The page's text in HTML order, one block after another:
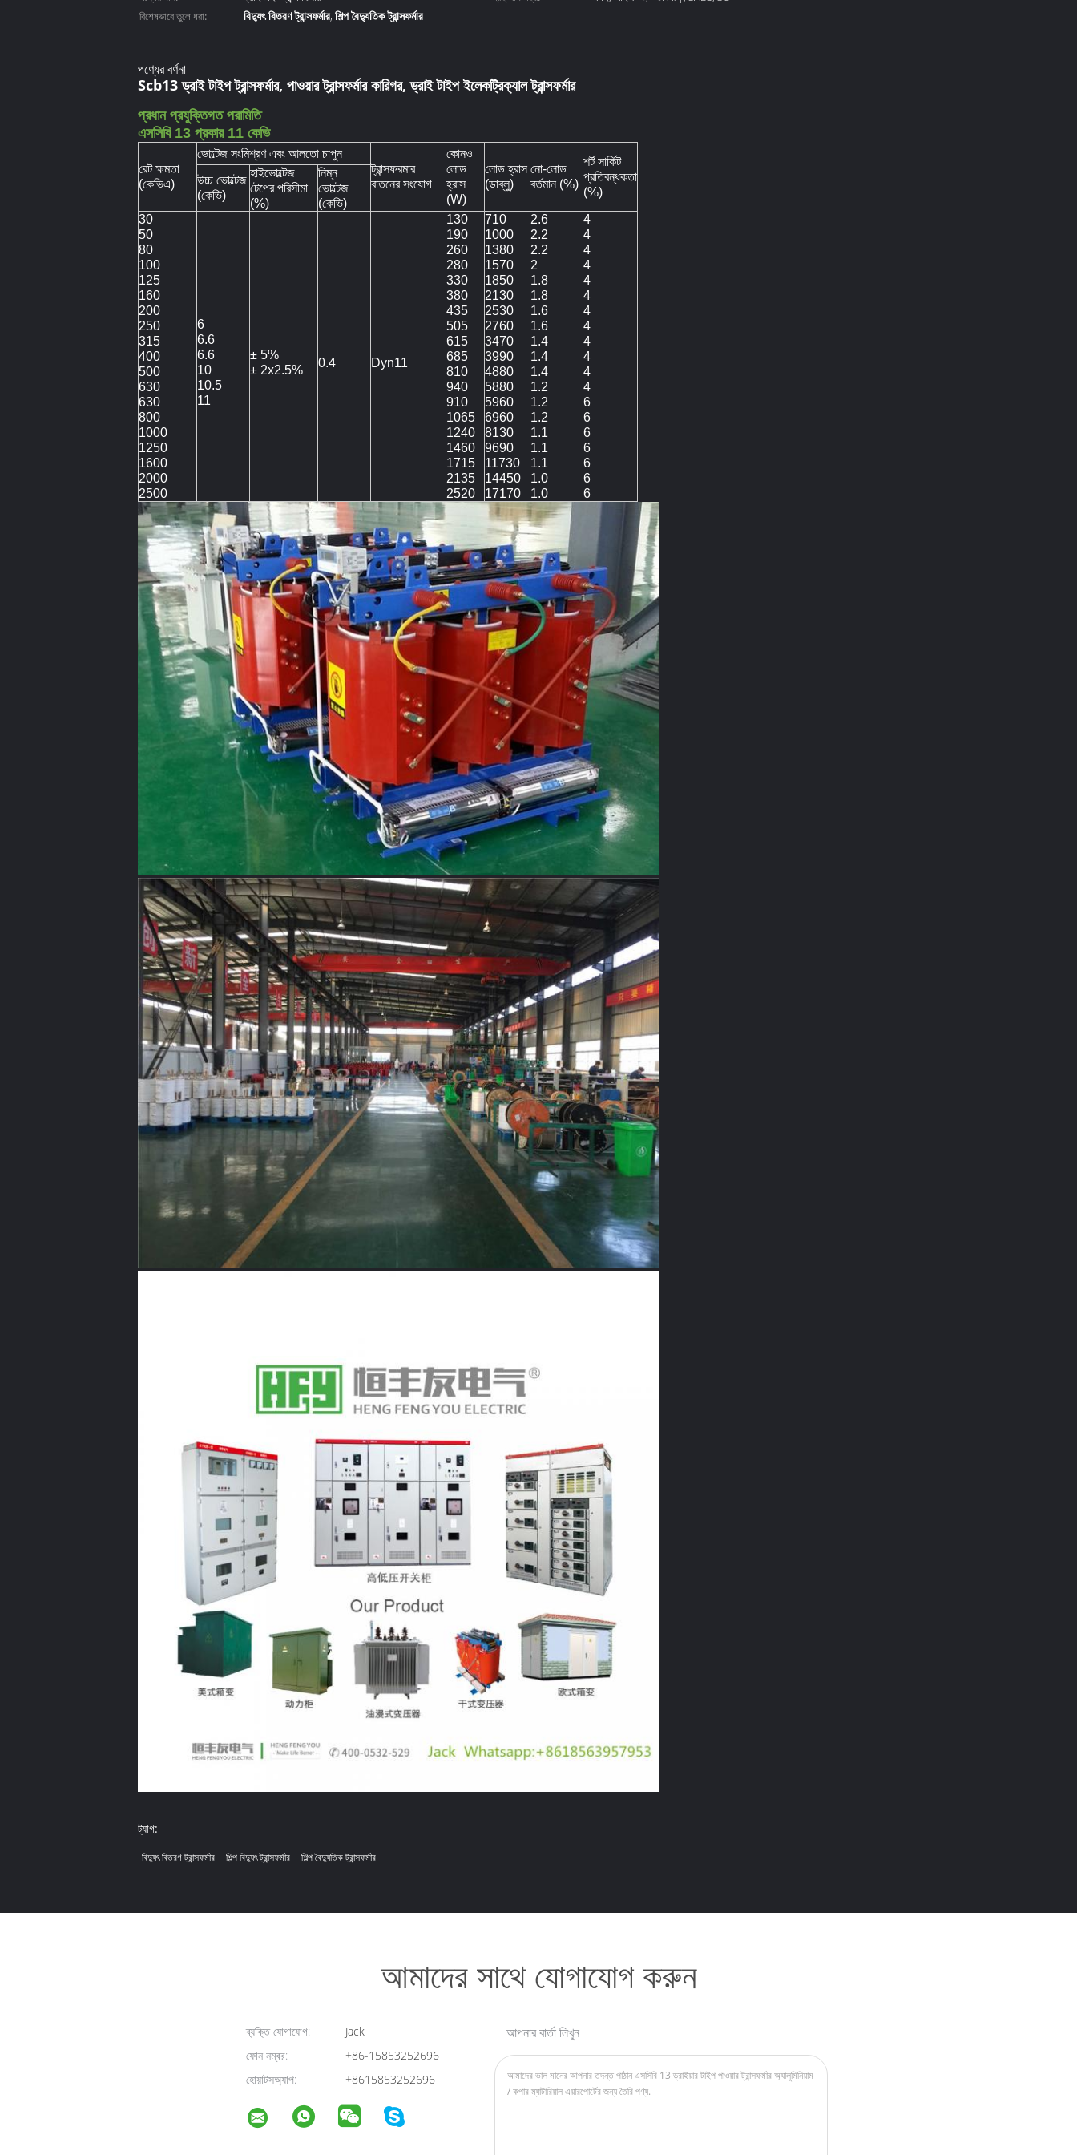
বিশেষভাবে তুলে ধরা:
বিদ্যুৎ বিতরণ ট্রান্সফর্মার, শিল্প বৈদ্যুতিক ট্রান্সফর্মার
পণ্যের বর্ণনা
Scb13 ড্রাই টাইপ ট্রান্সফর্মার, পাওয়ার ট্রান্সফর্মার কারিগর, ড্রাই টাইপ ইলেকট্রিক্যাল ট্রান্সফর্মার
প্রধান প্রযুক্তিগত পরামিতি
এসসিবি 13 প্রকার 11 কেভি
রেট ক্ষমতা
(কেভিএ)
ভোল্টেজ সংমিশ্রণ এবং আলতো চাপুন
ট্রান্সফরমার
বাতনের সংযোগ
কোনও
লোড
হ্রাস
(W)
লোড হ্রাস
(ডাব্লু)
নো-লোড
বর্তমান (%)
শর্ট সার্কিট
প্রতিবন্ধকতা
(%)
উচ্চ ভোল্টেজ
(কেভি)
হাইভোল্টেজ
টেপের পরিসীমা
(%)
নিম্ন
ভোল্টেজ
(কেভি)
30
50
80
100
125
160
200
250
315
400
500
630
630
800
1000
1250
1600
2000
2500
6
6.6
6.6
10
10.5
11
± 5%
± 2x2.5%
0.4 Dyn11
130
190
260
280
330
380
435
505
615
685
810
940
910
1065
1240
1460
1715
2135
2520
710
1000
1380
1570
1850
2130
2530
2760
3470
3990
4880
5880
5960
6960
8130
9690
11730
14450
17170
2.6
2.2
2.2
2
1.8
1.8
1.6
1.6
1.4
1.4
1.4
1.2
1.2
1.2
1.1
1.1
1.1
1.0
1.0
4
4
4
4
4
4
4
4
4
4
4
4
6
6
6
6
6
6
6
ট্যাগ:
বিদ্যুৎ বিতরণ ট্রান্সফর্মার শিল্প বিদ্যুৎ ট্রান্সফর্মার শিল্প বৈদ্যুতিক ট্রান্সফর্মার
আমাদের সাথে যোগাযোগ করুন
ব্যক্তি যোগাযোগ:
Jack
ফোন নম্বর:
+86-15853252696
হোয়াটসঅ্যাপ:
+8615853252696
আপনার বার্তা লিখুন